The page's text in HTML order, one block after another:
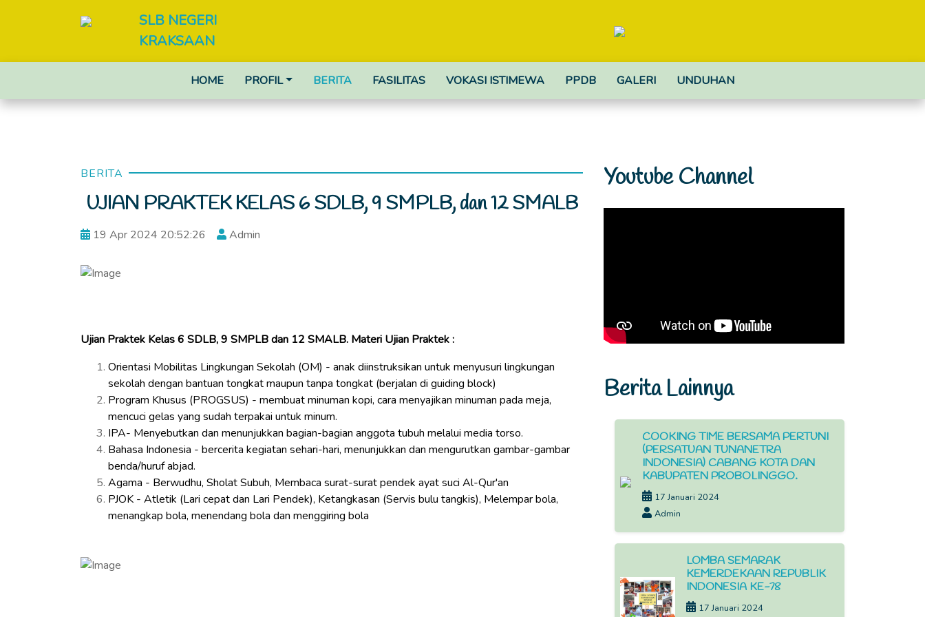
SLB NEGERI
KRAKSAAN
HOME PROFIL BERITA FASILITAS VOKASI ISTIMEWA PPDB GALERI UNDUHAN
BERITA
UJIAN PRAKTEK KELAS 6 SDLB, 9 SMPLB, dan 12 SMALB
19 Apr 2024 20:52:26 Admin
Ujian Praktek Kelas 6 SDLB, 9 SMPLB dan 12 SMALB. Materi Ujian Praktek :
Orientasi Mobilitas Lingkungan Sekolah (OM) - anak diinstruksikan untuk menyusuri lingkungan
sekolah dengan bantuan tongkat maupun tanpa tongkat (berjalan di guiding block)
Program Khusus (PROGSUS) - membuat minuman kopi, cara menyajikan minuman pada meja,
mencuci gelas yang sudah terpakai untuk minum.
IPA- Menyebutkan dan menunjukkan bagian-bagian anggota tubuh melalui media torso.
Bahasa Indonesia - bercerita kegiatan sehari-hari, menunjukkan dan mengurutkan gambar-gambar
benda/huruf abjad.
Agama - Berwudhu, Sholat Subuh, Membaca surat-surat pendek ayat suci Al-Qur'an
PJOK - Atletik (Lari cepat dan Lari Pendek), Ketangkasan (Servis bulu tangkis), Melempar bola,
menangkap bola, menendang bola dan menggiring bola
Youtube Channel
Berita Lainnya
COOKING TIME BERSAMA PERTUNI
(PERSATUAN TUNANETRA
INDONESIA) CABANG KOTA DAN
KABUPATEN PROBOLINGGO.
17 Januari 2024
Admin
LOMBA SEMARAK
KEMERDEKAAN REPUBLIK
INDONESIA KE-78
17 Januari 2024